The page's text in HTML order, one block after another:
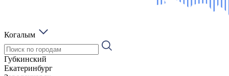
Когалым
Губкинский
Екатеринбург